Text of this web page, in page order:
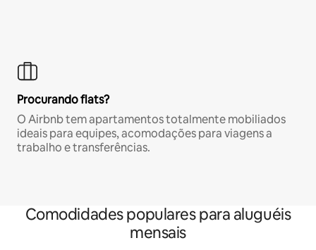
Procurando flats?
O Airbnb tem apartamentos totalmente mobiliados
ideais para equipes, acomodações para viagens a
trabalho e transferências.
Comodidades populares para aluguéis
mensais